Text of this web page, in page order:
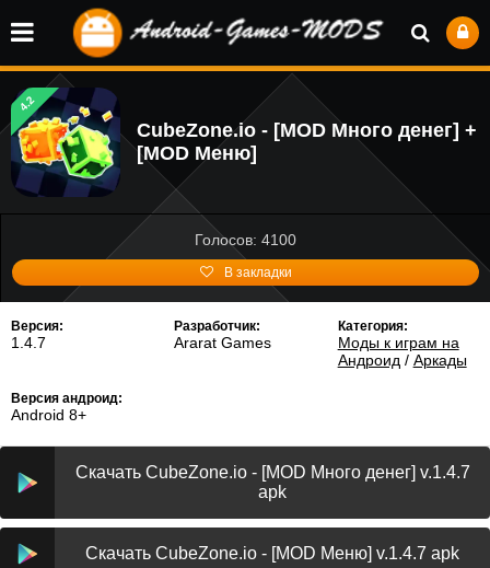
4.2
CubeZone.io - [MOD Много денег] +
[MOD Меню]
Голосов: 4100
В закладки
Версия:
1.4.7
Разработчик:
Ararat Games
Категория:
Моды к играм на
Андроид / Аркады
Версия андроид:
Android 8+
Скачать CubeZone.io - [MOD Много денег] v.1.4.7
apk
Скачать CubeZone.io - [MOD Меню] v.1.4.7 apk